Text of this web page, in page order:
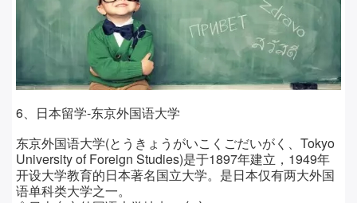
6、日本留学-东京外国语大学
东京外国语大学(とうきょうがいこくごだいがく、Tokyo
University of Foreign Studies)是于1897年建立，1949年
开设大学教育的日本著名国立大学。是日本仅有两大外国
语单科类大学之一。